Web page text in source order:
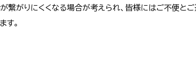
繋がりにくくなる場合が考えられ、皆様にはご不便と
す。